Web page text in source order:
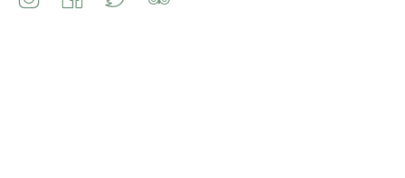
InstagramFacebookTwitter TripAdvisor